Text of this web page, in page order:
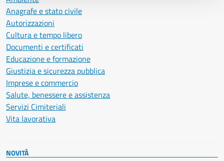
Anagrafe e stato civile
Autorizzazioni
Cultura e tempo libero
Documenti e certificati
Educazione e formazione
Giustizia e sicurezza pubblica
Imprese e commercio
Salute, benessere e assistenza
Servizi Cimiteriali
Vita lavorativa
NOVITÀ